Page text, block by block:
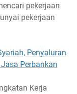
pekerjaan
pekerjaan
Penyaluran
Perbankan
Kerja